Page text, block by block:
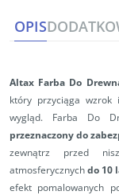
OPIS
Altax Farba Do
który przyciąga wzrok
wygląd. Farba Do
przeznaczony do
zewnątrz przed
atmosferycznychdo 10
efekt pomalowanych